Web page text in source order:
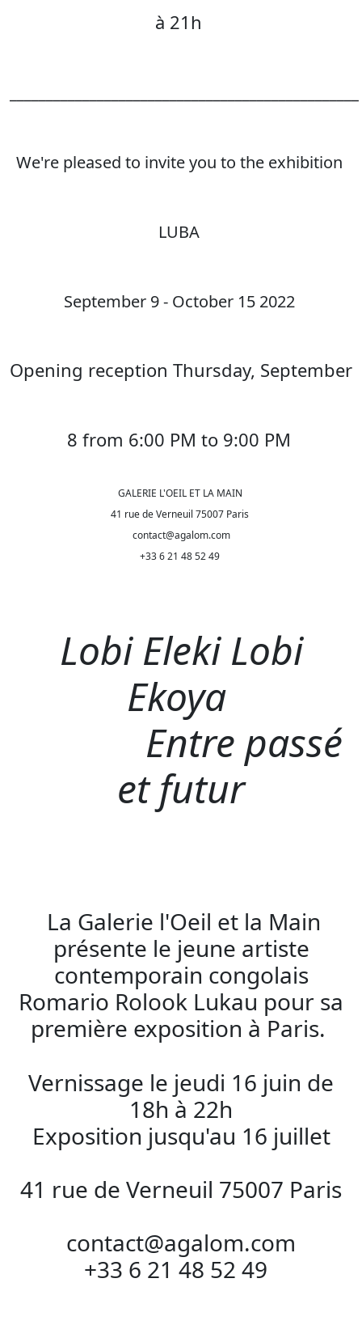
à 21h
We're pleased to invite you to the exhibition
LUBA
September 9 - October 15 2022
Opening reception Thursday, September
8 from 6:00 PM to 9:00 PM
GALERIE L'OEIL ET LA MAIN
41 rue de Verneuil 75007 Paris
contact@agalom.com
+33 6 21 48 52 49
Lobi Eleki Lobi
Ekoya
Entre passé
et futur
La Galerie l'Oeil et la Main
présente le jeune artiste
contemporain congolais
Romario Rolook Lukau pour sa
première exposition à Paris.
Vernissage le jeudi 16 juin de
18h à 22h
Exposition jusqu'au 16 juillet
41 rue de Verneuil 75007 Paris
contact@agalom.com
+33 6 21 48 52 49